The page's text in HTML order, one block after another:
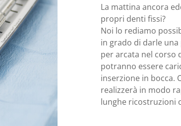
La mattina ancora
propri denti fissi?
Noi lo rediamo
in grado di darle
per arcata nel corso
potranno essere
inserzione in bocca.
realizzerà in modo
lunghe ricostruzioni